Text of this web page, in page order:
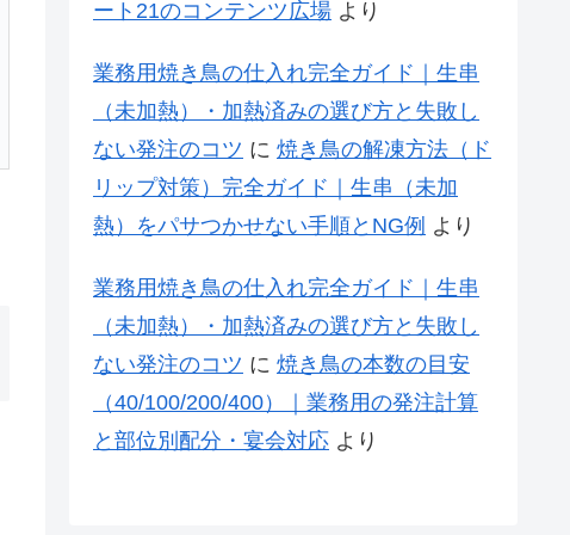
ート21のコンテンツ広場 より
業務用焼き鳥の仕入れ完全ガイド｜生串
（未加熱）・加熱済みの選び方と失敗し
ない発注のコツ に 焼き鳥の解凍方法（ド
リップ対策）完全ガイド｜生串（未加
熱）をパサつかせない手順とNG例 より
業務用焼き鳥の仕入れ完全ガイド｜生串
（未加熱）・加熱済みの選び方と失敗し
ない発注のコツ に 焼き鳥の本数の目安
（40/100/200/400）｜業務用の発注計算
と部位別配分・宴会対応 より